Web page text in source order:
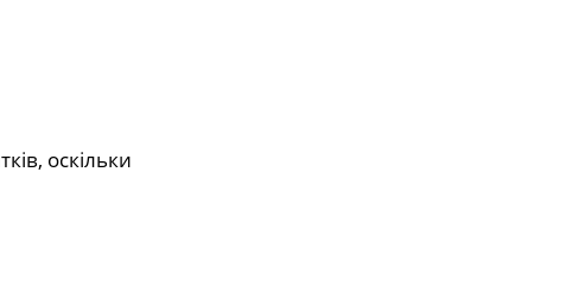
оскільки